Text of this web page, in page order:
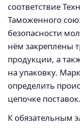
соответствие
Таможенного
безопасности
нём закреплены
продукции, а
на упаковку.
определить
цепочке поставок.
К обязательным